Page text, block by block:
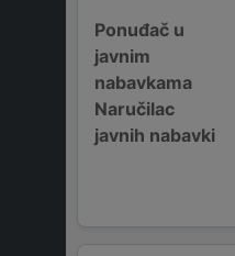
Ponuđač u
javnim
nabavkama
Naručilac
javnih nabavki